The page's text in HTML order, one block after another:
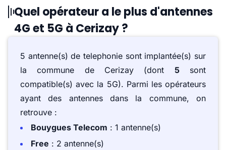
Quel opérateur a le plus d'antennes
4G et 5G à Cerizay ?
5 antenne(s) de telephonie sont implantée(s) sur
la commune de Cerizay (dont 5sont
compatible(s) avec la 5G). Parmi les opérateurs
ayant des antennes dans la commune, on
retrouve :
Bouygues Telecom : 1 antenne(s)
Free : 2 antenne(s)